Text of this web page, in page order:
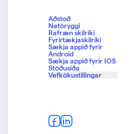
Aðstoð
Netöryggi
Rafræn skilríki
Fyrirtækjaskilríki
Sækja appið fyrir
Android
Sækja appið fyrir IOS
Stöðusíða
Vefkökustillingar